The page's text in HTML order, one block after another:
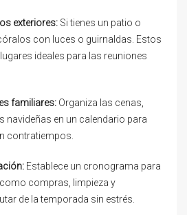
exteriores: Si tienes un patio o
con luces o guirnaldas. Estos
ideales para las reuniones
familiares: Organiza las cenas,
navideñas en un calendario para
contratiempos.
Establece un cronograma para
compras, limpieza y
de la temporada sin estrés.